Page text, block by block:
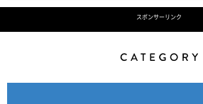
スポンサーリンク